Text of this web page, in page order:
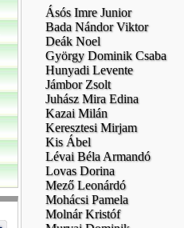
Ásós Imre Junior
Bada Nándor Viktor
Deák Noel
György Dominik Csaba
Hunyadi Levente
Jámbor Zsolt
Juhász Mira Edina
Kazai Milán
Keresztesi Mirjam
Kis Ábel
Lévai Béla Armandó
Lovas Dorina
Mező Leonárdó
Mohácsi Pamela
Molnár Kristóf